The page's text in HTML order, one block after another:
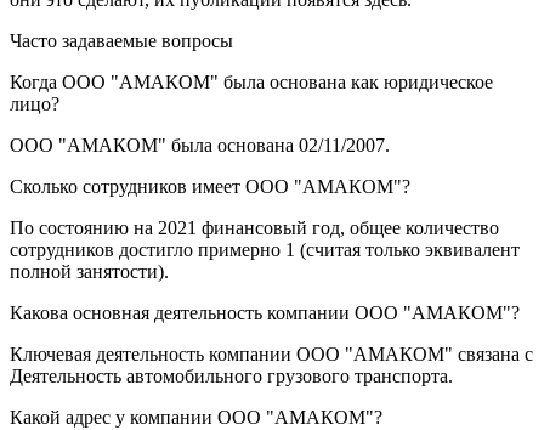
Часто задаваемые вопросы
Когда ООО "АМАКОМ" была основана как юридическое
лицо?
ООО "АМАКОМ" была основана 02/11/2007.
Сколько сотрудников имеет ООО "АМАКОМ"?
По состоянию на 2021 финансовый год, общее количество
сотрудников достигло примерно 1 (считая только эквивалент
полной занятости).
Какова основная деятельность компании ООО "АМАКОМ"?
Ключевая деятельность компании ООО "АМАКОМ" связана с
Деятельность автомобильного грузового транспорта.
Какой адрес у компании ООО "АМАКОМ"?